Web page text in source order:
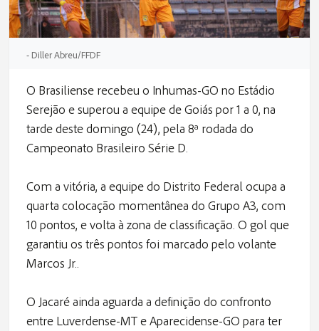
- Diller Abreu/FFDF
O Brasiliense recebeu o Inhumas-GO no Estádio
Serejão e superou a equipe de Goiás por 1 a 0, na
tarde deste domingo (24), pela 8ª rodada do
Campeonato Brasileiro Série D.
Com a vitória, a equipe do Distrito Federal ocupa a
quarta colocação momentânea do Grupo A3, com
10 pontos, e volta à zona de classificação. O gol que
garantiu os três pontos foi marcado pelo volante
Marcos Jr..
O Jacaré ainda aguarda a definição do confronto
entre Luverdense-MT e Aparecidense-GO para ter